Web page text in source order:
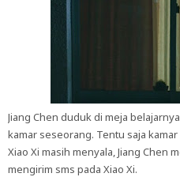
Jiang Chen duduk di meja
kamar seseorang. Tentu saja
Xiao Xi masih menyala, Jiang Chen
mengirim sms pada Xiao Xi.